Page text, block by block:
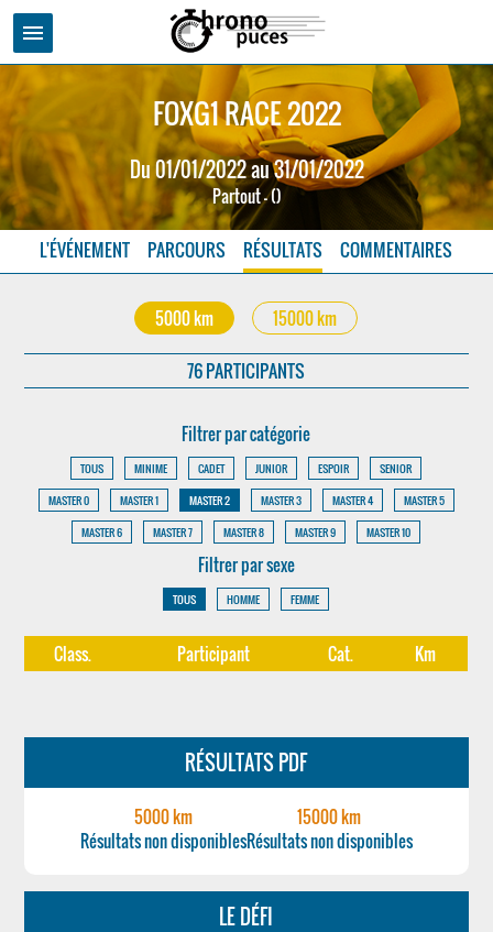
menu
FOXG1 RACE 2022
Du 01/01/2022 au 31/01/2022
Partout - ()
L'ÉVÉNEMENT PARCOURS RÉSULTATS COMMENTAIRES
5000 km 15000 km
76 PARTICIPANTS
Filtrer par catégorie
TOUS MINIME CADET JUNIOR ESPOIR
SENIOR
MASTER 0
MASTER 1 MASTER 2 MASTER 3 MASTER 4
MASTER 5
MASTER 6
MASTER 7 MASTER 8 MASTER 9 MASTER 10
Filtrer par sexe
TOUS HOMME FEMME
Class. Participant Cat. Km
RÉSULTATS PDF
5000 km
Résultats non disponibles
15000 km
Résultats non disponibles
LE DÉFI